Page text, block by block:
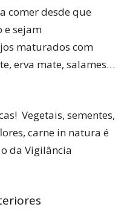
comer desde que
e sejam
maturados com
erva mate, salames…
Vegetais, sementes,
carne in natura é
da Vigilância